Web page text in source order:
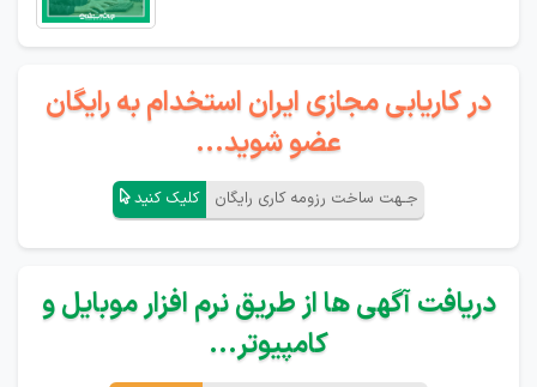
در کاریابی مجازی ایران استخدام به رایگان
عضو شوید...
جـهت ساخت رزومه کاری رایگان کلیک کنید
دریافت آگهی ها از طریق نرم افزار موبایل و
کامپیوتر...